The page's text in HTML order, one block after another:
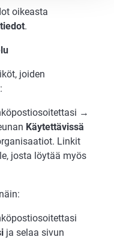
oikeasta
.
joiden
→
Käytettävissä
Linkit
josta löytää myös
ja selaa sivun